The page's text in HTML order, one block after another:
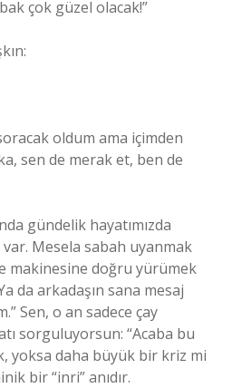
çok güzel olacak!”
oldum ama içimden
sen de merak et, ben de
gündelik hayatımızda
Mesela sabah uyanmak
makinesine doğru yürümek
da arkadaşın sana mesaj
Sen, o an sadece çay
sorguluyorsun: “Acaba bu
yoksa daha büyük bir kriz mi
bir “inri” anıdır.